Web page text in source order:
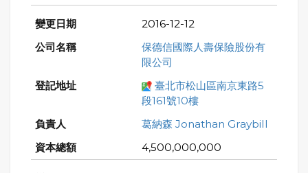
2016-12-12
保德信國際人壽保險股份有
限公司
臺北市松山區南京東路5
段161號10樓
葛納森 Jonathan Graybill
4,500,000,000